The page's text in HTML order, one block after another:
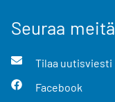
Seuraa meitä
Tilaa uutisviesti
Facebook